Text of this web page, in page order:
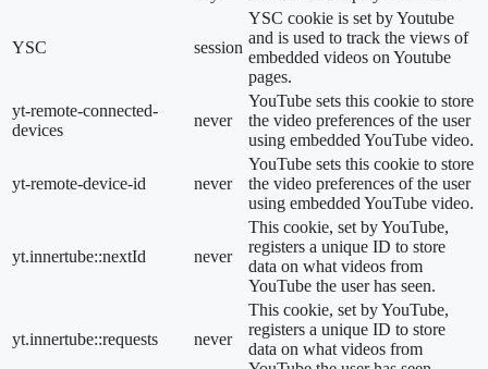
YSC session
YSC cookie is set by Youtube
and is used to track the views of
embedded videos on Youtube
pages.
yt-remote-connected-
devices
never
YouTube sets this cookie to store
the video preferences of the user
using embedded YouTube video.
yt-remote-device-id never
YouTube sets this cookie to store
the video preferences of the user
using embedded YouTube video.
yt.innertube::nextId never
This cookie, set by YouTube,
registers a unique ID to store
data on what videos from
YouTube the user has seen.
yt.innertube::requests never
This cookie, set by YouTube,
registers a unique ID to store
data on what videos from